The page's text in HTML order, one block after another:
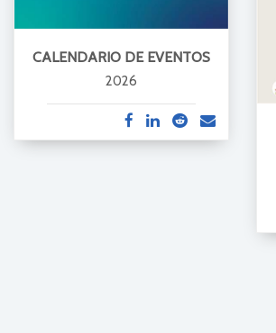
CALENDARIO DE EVENTOS
2026